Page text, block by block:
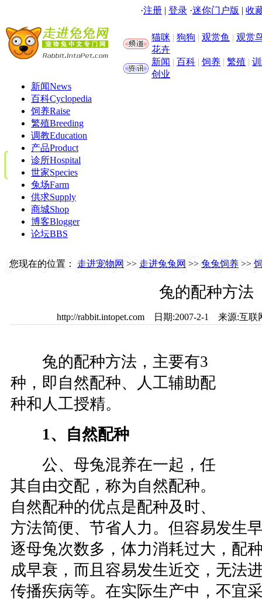
·注册 | 登录 ·迷你门户版 | 收
猫咪 | 狗狗 | 观赏鱼 | 观赏
花卉
新闻 | 百科 | 饲养 | 繁殖 |
创业
新闻News
百科Cyclopedia
饲养Raise
繁殖Breeding
调教Education
产品Product
诊所Hospital
世家Species
兔场Farm
供求Supply
商城Shop
博客Blogger
论坛BBS
您现在的位置： 走进宠物网 >> 走进兔兔网 >> 兔兔饲养 >>
兔的配种方法
http://rabbit.intopet.com 日期:2007-2-1 来源:互
兔的配种方法，主要有3
种，即自然配种、人工辅助配
种和人工授精。
1、自然配种
公、母兔混养在一起，任
其自由交配，称为自然配种。
自然配种的优点是配种及时、
方法简便、节省人力。但容易发生
逐母兔次数多，体力消耗过大，配
成早衰，而且容易发生近交，无法
传播疾病等。在实际生产中，不宜